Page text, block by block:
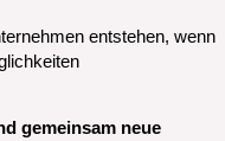
entstehen, wenn
gemeinsam neue